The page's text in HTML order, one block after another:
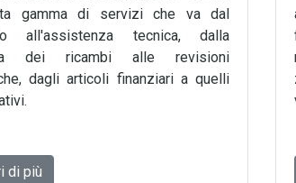
gamma di servizi che va dal
all'assistenza tecnica, dalla
dei ricambi alle revisioni
dagli articoli finanziari a quelli
di più